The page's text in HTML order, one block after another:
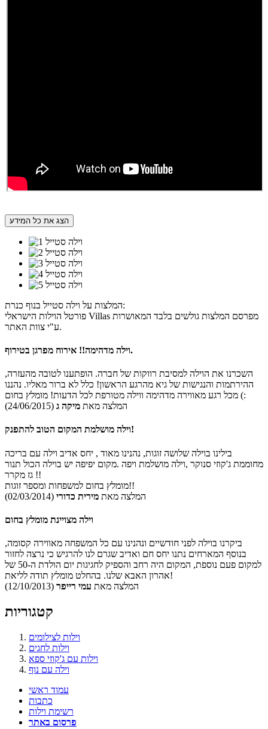
הצג את כל המידע
המלצות על וילה סטייל בנוף כנרת:
פורטל הוילות הישראלי Villas מפרסם המלצות גולשים בלבד המאושרות
ע"י צוות האתר.
וילה מדהימה!! אירוח מפרגן בטירוף.
השכרנו את הוילה למסיבת רווקות של חברה. הופתענו לטובה מהעזרה,
ההירתמות והנגישות של גיא מהרגע הראשון! כלל לא ברור מאליו. נהננו
מכל רגע מאווירה מדהימה ווילה מטורפת לכל הדעות! מומלץ בחום (:
המלצה מאת מיקה ג (24/06/2015)
וילה מושלמת המקום הטוב להתפנק!
בילינו בוילה שלושה זוגות, נהנינו מאוד , יחס אדיב וילה עם בריכה
מחוממת ג'קוזי סנוקר ,וילה מושלמת ויפה .מקום יפיפה יש בוילה הכול תנור
גז מקרר !!
מומלץ בחום למשפחות ומספר זוגות!!
המלצה מאת מירית כדורי (02/03/2014)
וילה מצויינת מומלץ בחום
ביקרנו בוילה לפני חודשיים ונהנינו עם כל המשפחה מאווירה קסומה,
בנוסף המארחים נתנו יחס חם ואדיב שגרם לנו להרגיש כי נרצה לחזור
למקום פעם נוספת, המקום היה רחב והספיק לחגיגות יום הולדת ה-50 של
אהרון האבא שלנו. בהחלט מומלץ תודה לליאת!
המלצה מאת עמי רייפר (12/10/2013)
קטגוריות
וילות לצילומים
וילות לחגים
וילות עם ג'קוזי ספא
וילה עם נוף
עמוד ראשי
כתבות
רשימת וילות
פרסום באתר